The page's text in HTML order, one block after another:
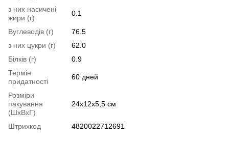
з них насичені
жири (г)
0.1
Вуглеводів (г)
76.5
з них цукри (г)
62.0
Білків (г)
0.9
Термін
придатності
60 дней
Розміри
пакування
(ШхВхГ)
24x12x5,5 см
Штрихкод 4820022712691